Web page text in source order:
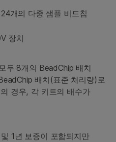
개의 다중 샘플 비드칩
장치
두 8개의 BeadChip 배치
배치(표준 처리량)로
경우, 각 키트의 배수가
1년 보증이 포함되지만